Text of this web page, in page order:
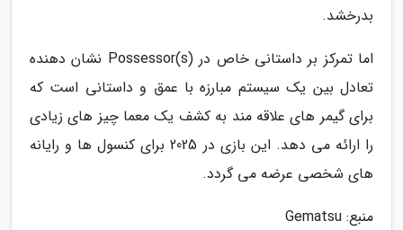
بدرخشد.
اما تمرکز بر داستانی خاص در Possessor(s) نشان دهنده
تعادل بین یک سیستم مبارزه با عمق و داستانی است که
برای گیمر های علاقه مند به کشف یک معما چیز های زیادی
را ارائه می دهد. این بازی در 2025 برای کنسول ها و رایانه
های شخصی عرضه می گردد.
منبع: Gematsu